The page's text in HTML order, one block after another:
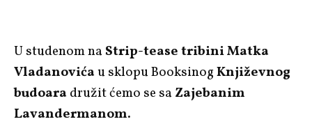
U studenom naStrip-tease tribini Matka
Vladanovićau sklopu BooksinogKnjiževnog
budoaradružit ćemo se sa Zajebanim
Lavandermanom.